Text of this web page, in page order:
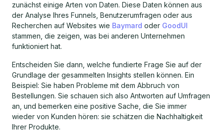
zunächst einige Arten von Daten. Diese Daten können aus
der Analyse Ihres Funnels, Benutzerumfragen oder aus
Recherchen auf Websites wie Baymard oder GoodUI
stammen, die zeigen, was bei anderen Unternehmen
funktioniert hat.
Entscheiden Sie dann, welche fundierte Frage Sie auf der
Grundlage der gesammelten Insights stellen können. Ein
Beispiel: Sie haben Probleme mit dem Abbruch von
Bestellungen. Sie schauen sich also Antworten auf Umfragen
an, und bemerken eine positive Sache, die Sie immer
wieder von Kunden hören: sie schätzen die Nachhaltigkeit
Ihrer Produkte.